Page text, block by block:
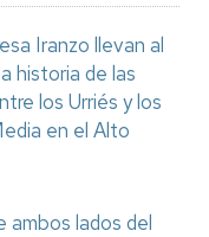
Iranzo llevan al
historia de las
los Urriés y los
en el Alto
ambos lados del